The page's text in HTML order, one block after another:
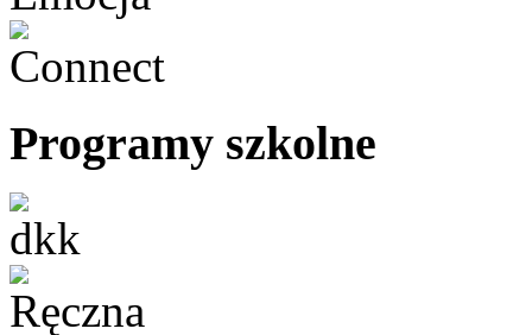
Programy szkolne